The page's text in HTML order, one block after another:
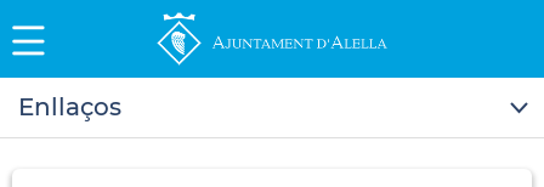
Enllaços